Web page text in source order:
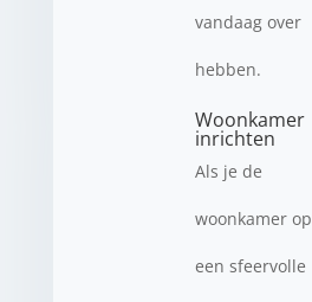
vandaag over
hebben.
Woonkamer
inrichten
Als je de
woonkamer op
een sfeervolle